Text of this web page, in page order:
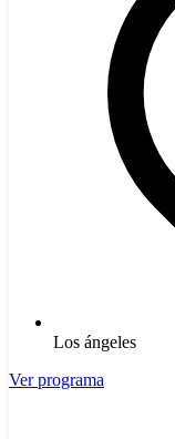
Los ángeles
Ver programa